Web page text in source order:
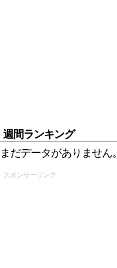
週間ランキング
まだデータがありません。
スポンサーリンク